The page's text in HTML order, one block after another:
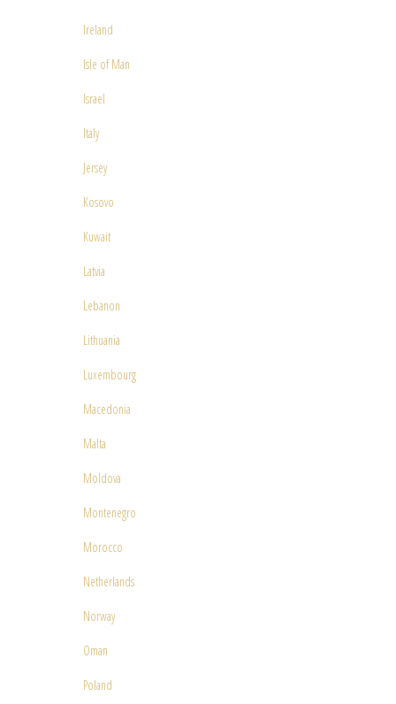
Ireland
Isle of Man
Israel
Italy
Jersey
Kosovo
Kuwait
Latvia
Lebanon
Lithuania
Luxembourg
Macedonia
Malta
Moldova
Montenegro
Morocco
Netherlands
Norway
Oman
Poland